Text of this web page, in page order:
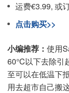
运费€3.99, 或
点击购买>>
小编推荐： 使用
60°C以下去除引
至可以在低温下
用去超市自己搬